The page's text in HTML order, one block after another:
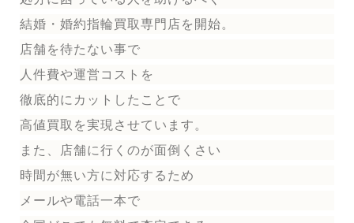
結婚・婚約指輪買取専門店を開始。
店舗を待たない事で
人件費や運営コストを
徹底的にカットしたことで
高値買取を実現させています。
また、店舗に行くのが面倒くさい
時間が無い方に対応するため
メールや電話一本で